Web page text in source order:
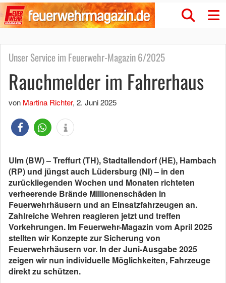
Unser Service im Feuerwehr-Magazin 6/2025
Rauchmelder im Fahrerhaus
von Martina Richter, 2. Juni 2025
Ulm (BW) – Treffurt (TH), Stadtallendorf (HE), Hambach
(RP) und jüngst auch Lüdersburg (NI) – in den
zurückliegenden Wochen und Monaten richteten
verheerende Brände Millionenschäden in
Feuerwehrhäusern und an Einsatzfahrzeugen an.
Zahlreiche Wehren reagieren jetzt und treffen
Vorkehrungen. Im Feuerwehr-Magazin vom April 2025
stellten wir Konzepte zur Sicherung von
Feuerwehrhäusern vor. In der Juni-Ausgabe 2025
zeigen wir nun individuelle Möglichkeiten, Fahrzeuge
direkt zu schützen.